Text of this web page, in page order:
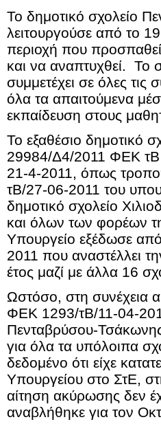
Το δημοτικό σχολείο
λειτουργούσε από το
περιοχή που
και να αναπτυχθεί. Το
συμμετέχει σε όλες τις
όλα τα απαιτούμενα
εκπαίδευση στους
Το εξαθέσιο δημοτικό
29984/Δ4/2011 ΦΕΚ τΒ
21-4-2011, όπως
τΒ/27-06-2011 του
δημοτικό σχολείο
και όλων των φορέων
Υπουργείο εξέδωσε
2011 που αναστέλλει
έτος μαζί με άλλα 16
Ωστόσο, στη συνέχεια
ΦΕΚ 1293/τΒ/11-04-
Πενταβρύσου-
για όλα τα υπόλοιπα
δεδομένο ότι είχε
Υπουργείου στο ΣτΕ,
αίτηση ακύρωσης δεν
αναβλήθηκε για τον